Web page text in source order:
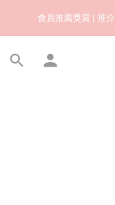
歡迎來到快樂的尋寶
會員推薦獎賞 | 推
歡迎來到快樂的尋